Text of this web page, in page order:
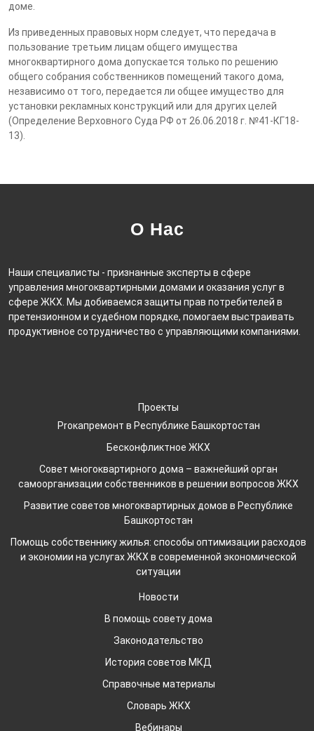
доме.
Из приведенных правовых норм следует, что передача в
пользование третьим лицам общего имущества
многоквартирного дома допускается только по решению
общего собрания собственников помещений такого дома,
независимо от того, передается ли общее имущество для
установки рекламных конструкций или для других целей
(Определение Верховного Суда РФ от 26.06.2018 г. №41-КГ18-
13).
О Нас
Наши специалисты - признанные эксперты в сфере
управления многоквартирными домами и оказания услуг в
сфере ЖКХ. Мы добиваемся защиты прав потребителей в
претензионном и судебном порядке, помогаем выстраивать
продуктивное сотрудничество с управляющими компаниями.
Проекты
Proкапремонт в Республике Башкортостан
Бесконфликтное ЖКХ
Совет многоквартирного дома – важнейший орган
самоорганизации собственников в решении вопросов ЖКХ
Развитие советов многоквартирных домов в Республике
Башкортостан
Помощь собственнику жилья: способы оптимизации расходов
и экономии на услугах ЖКХ в современной экономической
ситуации
Новости
В помощь совету дома
Законодательство
История советов МКД
Справочные материалы
Словарь ЖКХ
Вебинары